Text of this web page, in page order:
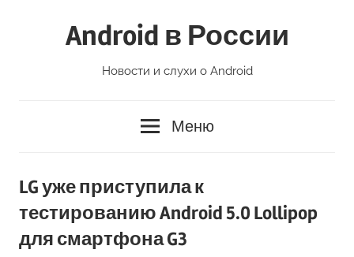
Android в России
Новости и слухи о Android
Меню
LG уже приступила к
тестированию Android 5.0 Lollipop
для смартфона G3